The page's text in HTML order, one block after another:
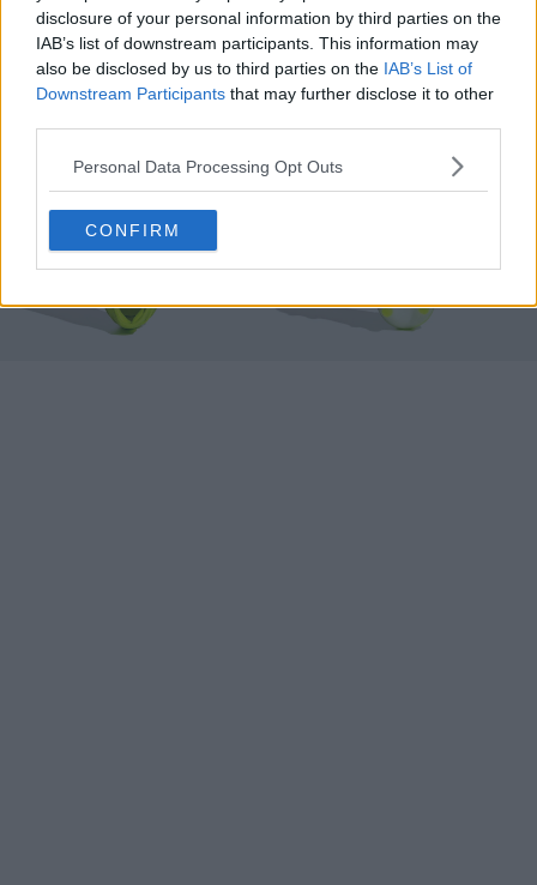
disclosure of your personal information by third parties on the
IAB’s list of downstream participants. This information may
also be disclosed by us to third parties on the IAB’s List of
Downstream Participants that may further disclose it to other
Personal Data Processing Opt Outs
CONFIRM
di 230 USD (230 EUR, 200 GBP).